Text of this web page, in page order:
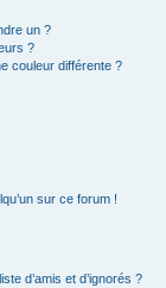
un ?
?
couleur différente ?
sur ce forum !
d’amis et d’ignorés ?